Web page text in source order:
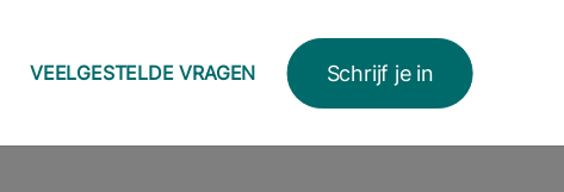
VEELGESTELDE VRAGEN Schrijf je in